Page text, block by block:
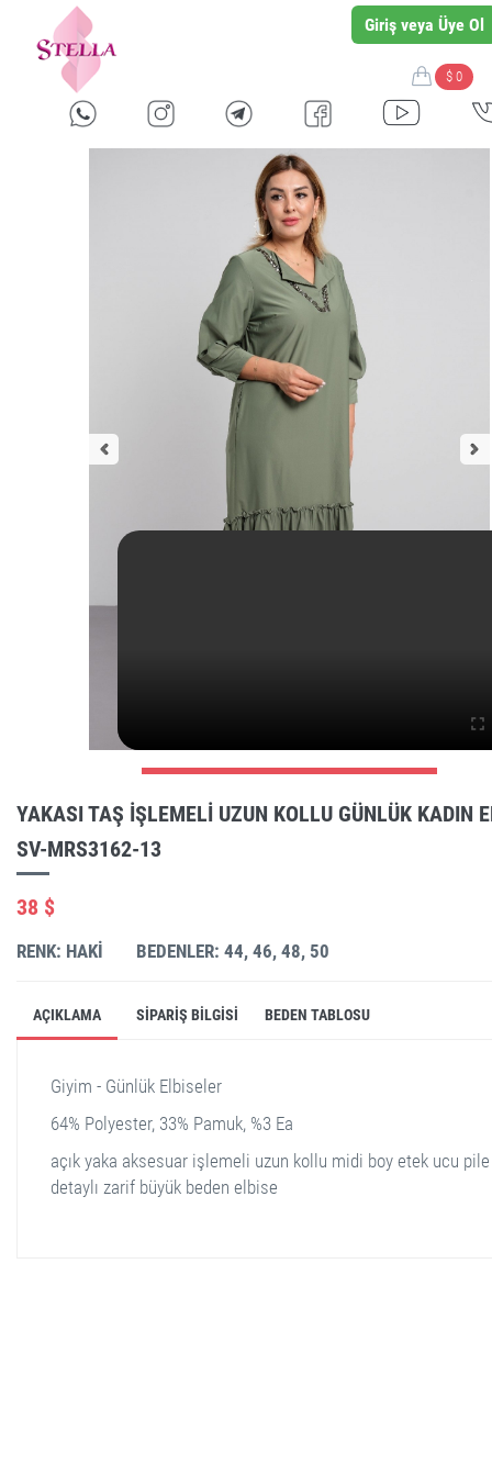
Giriş veya Üye Ol
$ 0
YAKASI TAŞ IŞLEMELI UZUN KOLLU GÜNLÜK KADIN
SV-MRS3162-13
38 $
RENK: HAKI BEDENLER: 44, 46, 48, 50
AÇIKLAMA SIPARIŞ BILGISI BEDEN TABLOSU
Giyim - Günlük Elbiseler
64% Polyester, 33% Pamuk, %3 Ea
açık yaka aksesuar işlemeli uzun kollu midi boy etek ucu pile
detaylı zarif büyük beden elbise